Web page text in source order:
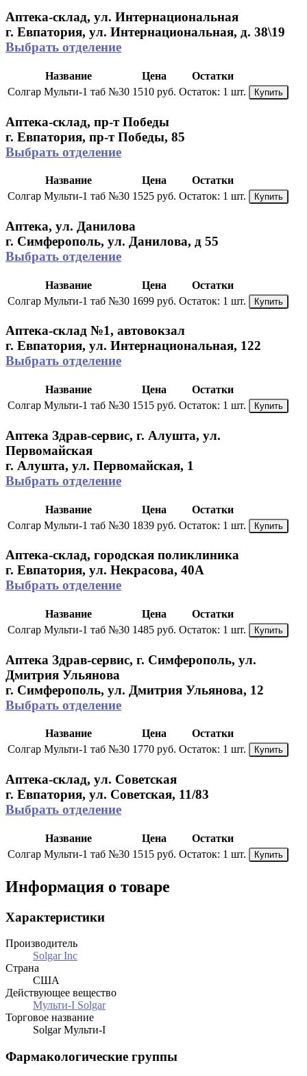
Аптека-склад, ул. Интернациональная
г. Евпатория, ул. Интернациональная, д. 38\19
Выбрать отделение
Название Цена
Остатки
Солгар Мульти-1 таб №30 1510 руб. Остаток: 1 шт. Купить
Аптека-склад, пр-т Победы
г. Евпатория, пр-т Победы, 85
Выбрать отделение
Название Цена
Остатки
Солгар Мульти-1 таб №30 1525 руб. Остаток: 1 шт. Купить
Аптека, ул. Данилова
г. Симферополь, ул. Данилова, д 55
Выбрать отделение
Название Цена
Остатки
Солгар Мульти-1 таб №30 1699 руб. Остаток: 1 шт. Купить
Аптека-склад №1, автовокзал
г. Евпатория, ул. Интернациональная, 122
Выбрать отделение
Название Цена
Остатки
Солгар Мульти-1 таб №30 1515 руб. Остаток: 1 шт. Купить
Аптека Здрав-сервис, г. Алушта, ул.
Первомайская
г. Алушта, ул. Первомайская, 1
Выбрать отделение
Название Цена
Остатки
Солгар Мульти-1 таб №30 1839 руб. Остаток: 1 шт. Купить
Аптека-склад, городская поликлиника
г. Евпатория, ул. Некрасова, 40A
Выбрать отделение
Название Цена
Остатки
Солгар Мульти-1 таб №30 1485 руб. Остаток: 1 шт. Купить
Аптека Здрав-сервис, г. Симферополь, ул.
Дмитрия Ульянова
г. Симферополь, ул. Дмитрия Ульянова, 12
Выбрать отделение
Название Цена
Остатки
Солгар Мульти-1 таб №30 1770 руб. Остаток: 1 шт. Купить
Аптека-склад, ул. Советская
г. Евпатория, ул. Советская, 11/83
Выбрать отделение
Название Цена
Остатки
Солгар Мульти-1 таб №30 1515 руб. Остаток: 1 шт. Купить
Информация о товаре
Характеристики
Производитель
Solgar Inc
Страна
США
Действующее вещество
Мульти-I Solgar
Торговое название
Solgar Мульти-I
Фармакологические группы